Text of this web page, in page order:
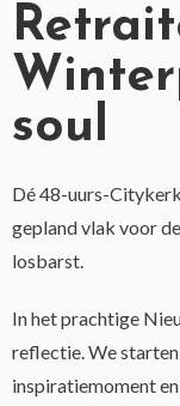
soul
Dé 48-uurs-
gepland vlak voor
losbarst.
In het prachtige
reflectie. We
inspiratiemoment